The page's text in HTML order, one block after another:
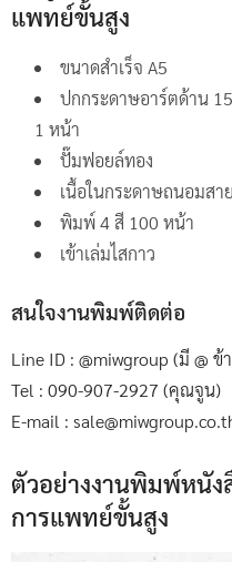
แพทย์ขั้นสูง
ขนาดสำเร็จ A5
ปกกระดาษอาร์ตด้าน
1 หน้า
ปั๊มฟอยล์ทอง
เนื้อในกระดาษถนอมส
พิมพ์ 4 สี 100 หน้า
เข้าเล่มไสกาว
สนใจงานพิมพ์ติดต่อ
Line ID : @miwgroup (มี @
Tel : 090-907-2927 (คุณจูน)
E-mail :
ตัวอย่างงานพิมพ์หนั
การแพทย์ขั้นสูง